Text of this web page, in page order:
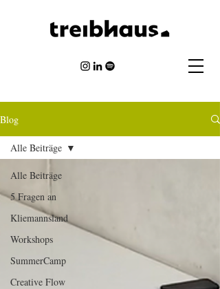
Blog
Alle Beiträge
5 Fragen an
Kliemannsland
Workshops
SummerCamp
Creative Flow
Alle Beiträge